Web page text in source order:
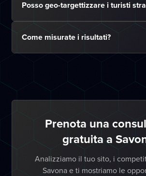
Posso geo-targettizzare i turisti
Come misurate i risultati?
Prenota una
gratuita a
Analizziamo il tuo sito, i
Savona e ti mostriamo le